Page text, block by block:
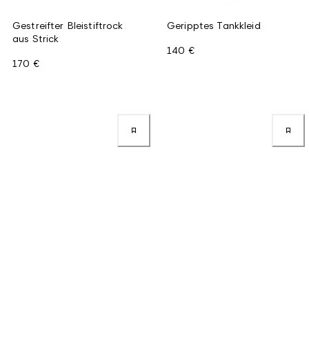
Gestreifter Bleistiftrock
aus Strick
170 €
Geripptes Tankkleid
140 €